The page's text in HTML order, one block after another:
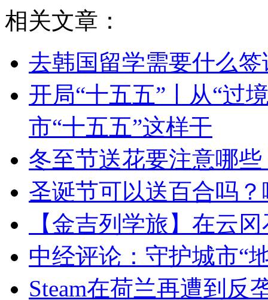
相关文章：
去韩国留学需要什么签
开局“十五五”丨从“过
市“十五五”这样干
冬至节送花要注意哪些
圣诞节可以送百合吗
【金吉列学旅】在云
中经评论：守护城市“
Steam在荷兰再遭到反